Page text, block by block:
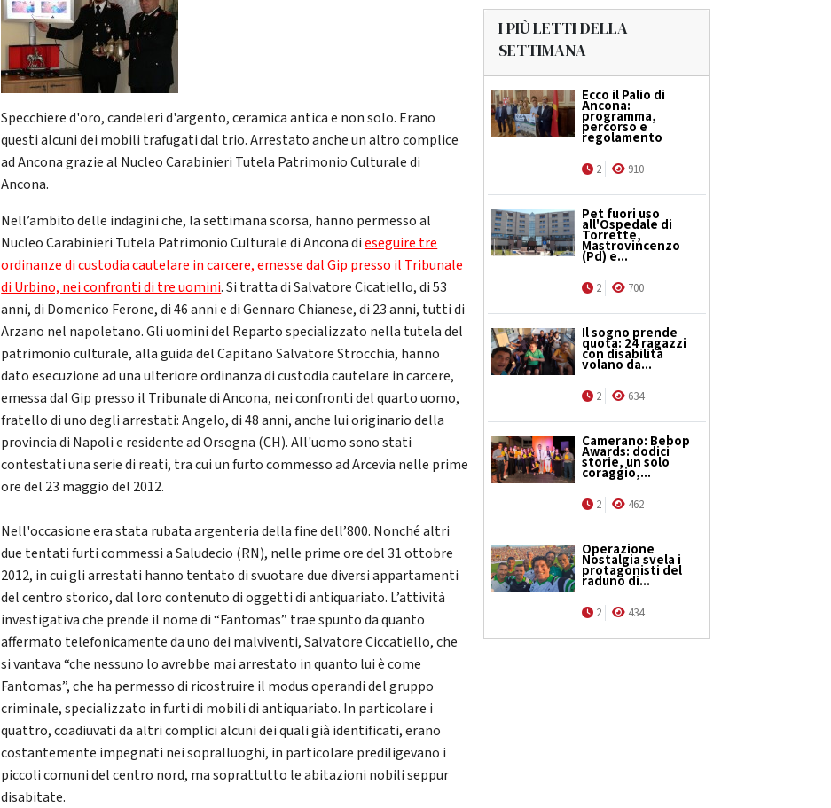
Specchiere d'oro, candeleri d'argento, ceramica antica e non solo. Erano
questi alcuni dei mobili trafugati dal trio. Arrestato anche un altro complice
ad Ancona grazie al Nucleo Carabinieri Tutela Patrimonio Culturale di
Ancona.
Nell’ambito delle indagini che, la settimana scorsa, hanno permesso al
Nucleo Carabinieri Tutela Patrimonio Culturale di Ancona dieseguire tre
ordinanze di custodia cautelare in carcere, emesse dal Gip presso il Tribunale
di Urbino, nei confronti di tre uomini. Si tratta di Salvatore Cicatiello, di 53
anni, di Domenico Ferone, di 46 anni e di Gennaro Chianese, di 23 anni, tutti di
Arzano nel napoletano. Gli uomini del Reparto specializzato nella tutela del
patrimonio culturale, alla guida del Capitano Salvatore Strocchia, hanno
dato esecuzione ad una ulteriore ordinanza di custodia cautelare in carcere,
emessa dal Gip presso il Tribunale di Ancona, nei confronti del quarto uomo,
fratello di uno degli arrestati: Angelo, di 48 anni, anche lui originario della
provincia di Napoli e residente ad Orsogna (CH). All'uomo sono stati
contestati una serie di reati, tra cui un furto commesso ad Arcevia nelle prime
ore del 23 maggio del 2012.
Nell'occasione era stata rubata argenteria della fine dell’800. Nonché altri
due tentati furti commessi a Saludecio (RN), nelle prime ore del 31 ottobre
2012, in cui gli arrestati hanno tentato di svuotare due diversi appartamenti
del centro storico, dal loro contenuto di oggetti di antiquariato. L’attività
investigativa che prende il nome di “Fantomas” trae spunto da quanto
affermato telefonicamente da uno dei malviventi, Salvatore Ciccatiello, che
si vantava “che nessuno lo avrebbe mai arrestato in quanto lui è come
Fantomas”, che ha permesso di ricostruire il modus operandi del gruppo
criminale, specializzato in furti di mobili di antiquariato. In particolare i
quattro, coadiuvati da altri complici alcuni dei quali già identificati, erano
costantemente impegnati nei sopralluoghi, in particolare prediligevano i
piccoli comuni del centro nord, ma soprattutto le abitazioni nobili seppur
disabitate.
I PIÙ LETTI DELLA
SETTIMANA
Ecco il Palio di
Ancona:
programma,
percorso e
regolamento
2 910
Pet fuori uso
all'Ospedale di
Torrette,
Mastrovincenzo
(Pd) e...
2 700
Il sogno prende
quota: 24 ragazzi
con disabilità
volano da...
2 634
Camerano: Bebop
Awards: dodici
storie, un solo
coraggio,...
2 462
Operazione
Nostalgia svela i
protagonisti del
raduno di...
2 434